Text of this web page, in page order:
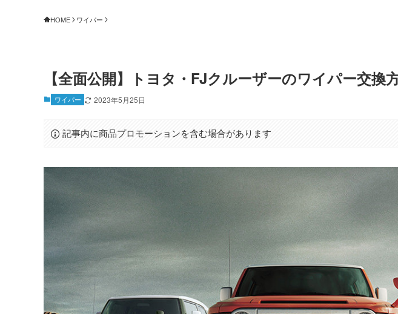
HOME ワイパー
【全面公開】トヨタ・FJクルーザーのワイパー交換
ワイパー 2023年5月25日
記事内に商品プロモーションを含む場合があります